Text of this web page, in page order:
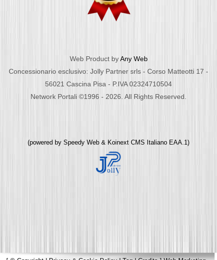
Web Product byAny Web
Concessionario esclusivo: Jolly Partner srls - Corso Matteotti 17 -
56021 Cascina Pisa - P.IVA 02324710504
Network Portali ©1996 - 2026. All Rights Reserved.
(powered by Speedy Web & Koinext CMS Italiano EAA.1)